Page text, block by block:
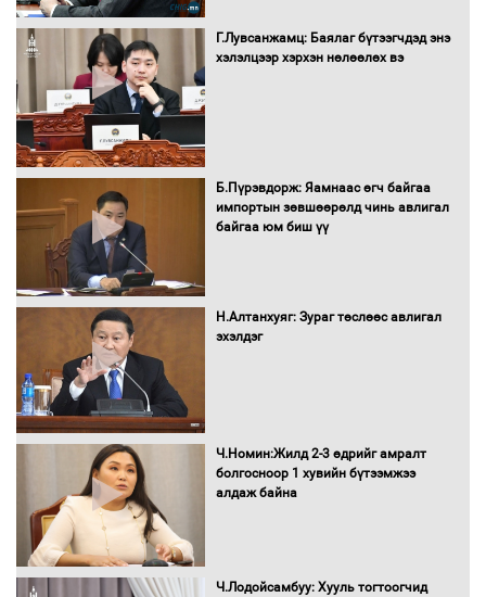
"ДЦС-3” ТӨХК-ийн нэн шаардлагатай
“Турбингенератор-5”-ын шинэчлэлийн
төсвийг шийдвэрлэхээр болов
оролцлоо
ААН-ийн нуугтмал хөрөнгийг
битүүмжлэнэ
буй асуудлуудыг Засгийн газрын
хуралдаанд танилцуулж,
шийдвэрлүүлнэ
оролцож байгаа баг тамирчдад
Г.Лувсанжамц: Баялаг бүтээгчдэд энэ
хэлэлцээр хэрхэн нөлөөлөх вэ
Б.Пүрэвдорж: Яамнаас өгч байгаа
импортын зөвшөөрөлд чинь авлигал
байгаа юм биш үү
Н.Алтанхуяг: Зураг төслөөс авлигал
эхэлдэг
Ч.Номин:Жилд 2-3 өдрийг амралт
болгосноор 1 хувийн бүтээмжээ
алдаж байна
Ч.Лодойсамбуу: Хууль тогтоогчид